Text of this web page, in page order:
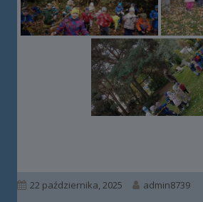
Opublikowano
22 października, 2025 Autor
admin8739